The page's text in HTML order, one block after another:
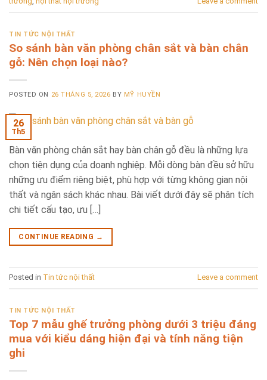
TIN TỨC NỘI THẤT
So sánh bàn văn phòng chân sắt và bàn chân
gỗ: Nên chọn loại nào?
POSTED ON 26 THÁNG 5, 2026 BY MỸ HUYỀN
26
Th5
Bàn văn phòng chân sắt hay bàn chân gỗ đều là những lựa
chọn tiện dụng của doanh nghiệp. Mỗi dòng bàn đều sở hữu
những ưu điểm riêng biệt, phù hợp với từng không gian nội
thất và ngân sách khác nhau. Bài viết dưới đây sẽ phân tích
chi tiết cấu tạo, ưu […]
CONTINUE READING →
Posted in Tin tức nội thất Leave a comment
TIN TỨC NỘI THẤT
Top 7 mẫu ghế trưởng phòng dưới 3 triệu đáng
mua với kiểu dáng hiện đại và tính năng tiện
ghi